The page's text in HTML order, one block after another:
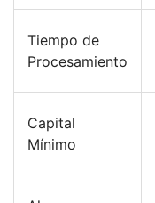
Tiempo de
Procesamiento
Capital
Mínimo